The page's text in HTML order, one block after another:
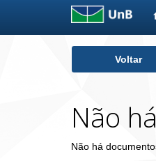
Voltar
Não
Não há